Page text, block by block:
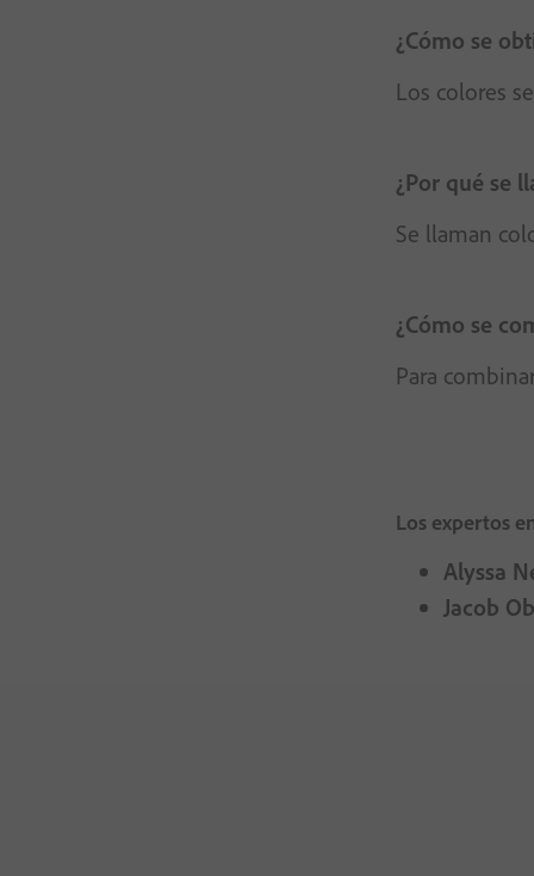
¿Cómo se
Los colores
¿Por qué se
Se llaman
¿Cómo se
Para
Los expertos
Alyssa
Jacob